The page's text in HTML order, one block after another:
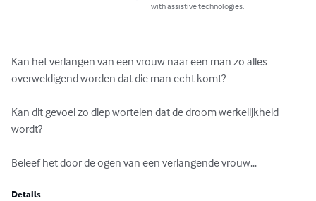
with assistive technologies.
Kan het verlangen van een vrouw naar een man zo alles
overweldigend worden dat die man echt komt?
Kan dit gevoel zo diep wortelen dat de droom werkelijkheid
wordt?
Beleef het door de ogen van een verlangende vrouw...
Details